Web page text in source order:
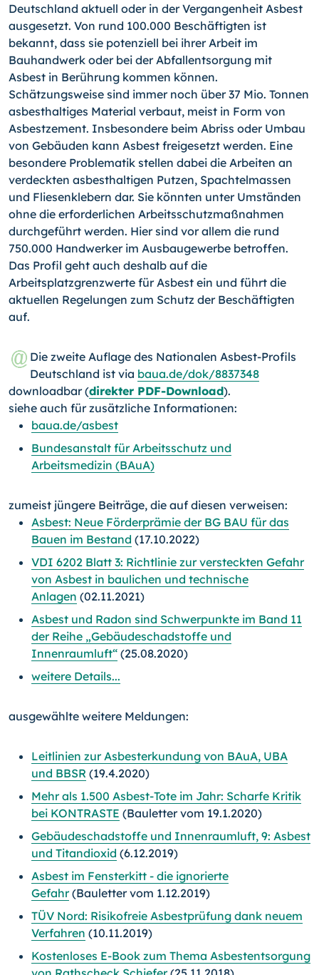
Deutschland aktuell oder in der Vergangenheit Asbest
ausgesetzt. Von rund 100.000 Beschäftigten ist
bekannt, dass sie potenziell bei ihrer Arbeit im
Bauhandwerk oder bei der Abfallentsorgung mit
Asbest in Berührung kommen können.
Schätzungsweise sind immer noch über 37 Mio. Tonnen
asbesthaltiges Material verbaut, meist in Form von
Asbestzement. Insbesondere beim Abriss oder Umbau
von Gebäuden kann Asbest freigesetzt werden. Eine
besondere Problematik stellen dabei die Arbeiten an
verdeckten asbesthaltigen Putzen, Spachtelmassen
und Fliesenklebern dar. Sie könnten unter Umständen
ohne die erforderlichen Arbeitsschutzmaßnahmen
durchgeführt werden. Hier sind vor allem die rund
750.000 Handwerker im Ausbaugewerbe betroffen.
Das Profil geht auch deshalb auf die
Arbeitsplatzgrenzwerte für Asbest ein und führt die
aktuellen Regelungen zum Schutz der Beschäftigten
auf.
Die zweite Auflage des Nationalen Asbest-Profils
Deutschland ist via baua.de/dok/8837348
downloadbar (direkter PDF-Download).
siehe auch für zusätzliche Informationen:
baua.de/asbest
Bundesanstalt für Arbeitsschutz und
Arbeitsmedizin (BAuA)
zumeist jüngere Beiträge, die auf diesen verweisen:
Asbest: Neue Förderprämie der BG BAU für das
Bauen im Bestand (17.10.2022)
VDI 6202 Blatt 3: Richtlinie zur versteckten Gefahr
von Asbest in baulichen und technische
Anlagen (02.11.2021)
Asbest und Radon sind Schwerpunkte im Band 11
der Reihe „Gebäudeschadstoffe und
Innenraumluft“ (25.08.2020)
weitere Details...
ausgewählte weitere Meldungen:
Leitlinien zur Asbesterkundung von BAuA, UBA
und BBSR (19.4.2020)
Mehr als 1.500 Asbest-Tote im Jahr: Scharfe Kritik
bei KONTRASTE (Bauletter vom 19.1.2020)
Gebäudeschadstoffe und Innenraumluft, 9: Asbest
und Titandioxid (6.12.2019)
Asbest im Fensterkitt - die ignorierte
Gefahr(Bauletter vom 1.12.2019)
TÜV Nord: Risikofreie Asbestprüfung dank neuem
Verfahren (10.11.2019)
Kostenloses E-Book zum Thema Asbestentsorgung